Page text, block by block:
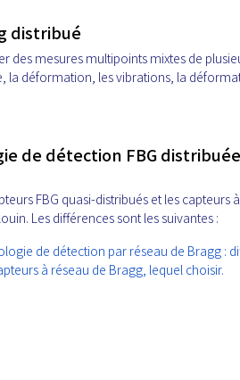
distribué
des mesures multipoints mixtes de
déformation, les vibrations, la
de détection FBG
FBG quasi-distribués et les capteurs
Les différences sont les suivantes :
de détection par réseau de Bragg :
à réseau de Bragg, lequel choisir.